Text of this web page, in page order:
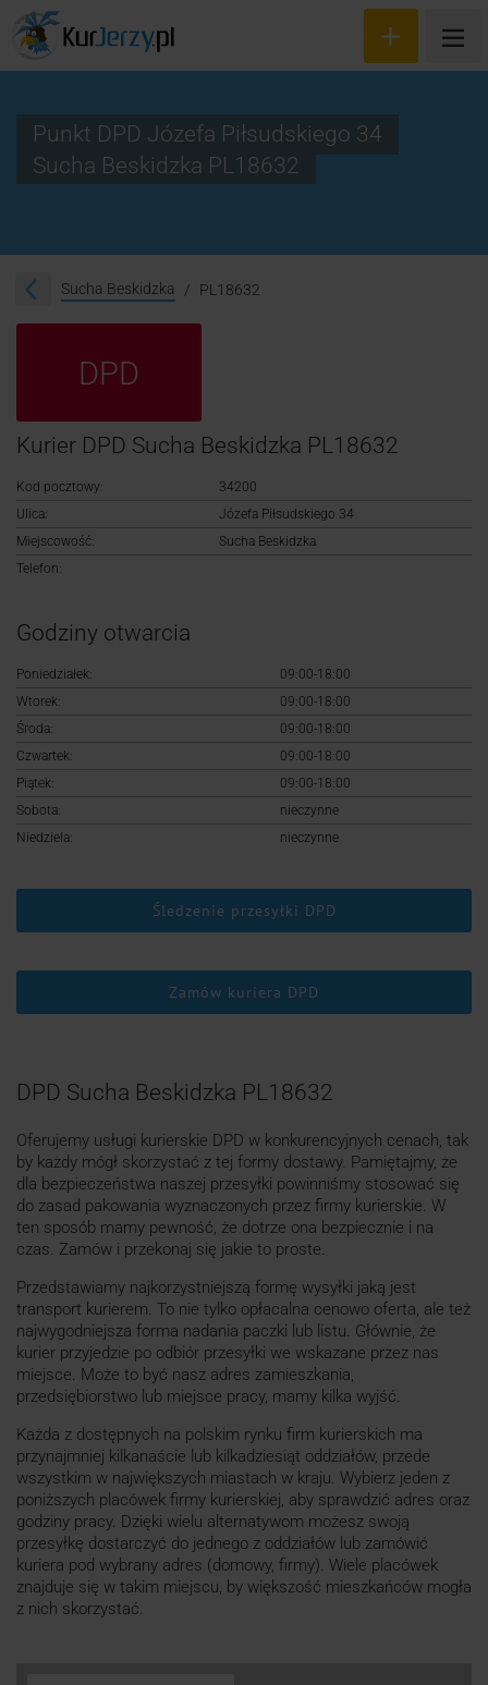
Śledzenie przesyłki
Logowanie
Punkt DPD Józefa Piłsudskiego 34
Sucha Beskidzka PL18632
Sucha Beskidzka PL18632
DPD
Kurier DPD Sucha Beskidzka PL18632
Kod pocztowy:
34200
Ulica:
Józefa Piłsudskiego 34
Miejscowość:
Sucha Beskidzka
Telefon:
Godziny otwarcia
Poniedziałek:
09:00-18:00
Wtorek:
09:00-18:00
Środa:
09:00-18:00
Czwartek:
09:00-18:00
Piątek:
09:00-18:00
Sobota:
nieczynne
Niedziela:
nieczynne
Śledzenie przesyłki DPD
Zamów kuriera DPD
DPD Sucha Beskidzka PL18632
Oferujemy usługi kurierskie DPD w konkurencyjnych cenach, tak
by każdy mógł skorzystać z tej formy dostawy. Pamiętajmy, że
dla bezpieczeństwa naszej przesyłki powinniśmy stosować się
do zasad pakowania wyznaczonych przez firmy kurierskie. W
ten sposób mamy pewność, że dotrze ona bezpiecznie i na
czas. Zamów i przekonaj się jakie to proste.
Przedstawiamy najkorzystniejszą formę wysyłki jaką jest
transport kurierem. To nie tylko opłacalna cenowo oferta, ale też
najwygodniejsza forma nadania paczki lub listu. Głównie, że
kurier przyjedzie po odbiór przesyłki we wskazane przez nas
miejsce. Może to być nasz adres zamieszkania,
przedsiębiorstwo lub miejsce pracy, mamy kilka wyjść.
Każda z dostępnych na polskim rynku firm kurierskich ma
przynajmniej kilkanaście lub kilkadziesiąt oddziałów, przede
wszystkim w największych miastach w kraju. Wybierz jeden z
poniższych placówek firmy kurierskiej, aby sprawdzić adres oraz
godziny pracy. Dzięki wielu alternatywom możesz swoją
przesyłkę dostarczyć do jednego z oddziałów lub zamówić
kuriera pod wybrany adres (domowy, firmy). Wiele placówek
znajduje się w takim miejscu, by większość mieszkańców mogła
z nich skorzystać.